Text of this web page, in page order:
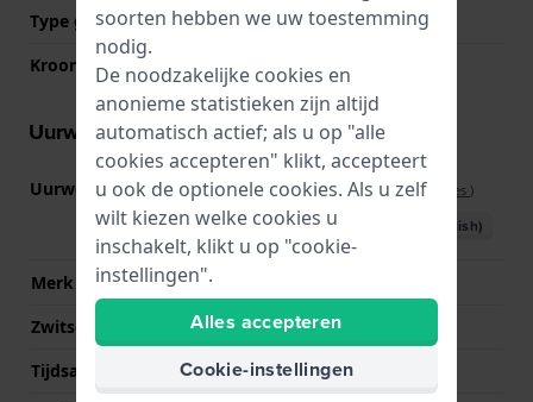
Type glas
Acryl
Kroon
Trek kroon
Uurwerk informatie
Uurwerk nr. SW-G-DD (Bekijk specificaties )
Download handboek (English)
Merk uurwerk
Zwitsers uurwerk
Ja
Tijdsaanduiding
Analoog
soorten hebben we uw toestemming
nodig.
De noodzakelijke cookies en
anonieme statistieken zijn altijd
automatisch actief; als u op "alle
cookies accepteren" klikt, accepteert
u ook de optionele cookies. Als u zelf
wilt kiezen welke cookies u
inschakelt, klikt u op "cookie-
instellingen".
Alles accepteren
Cookie-instellingen